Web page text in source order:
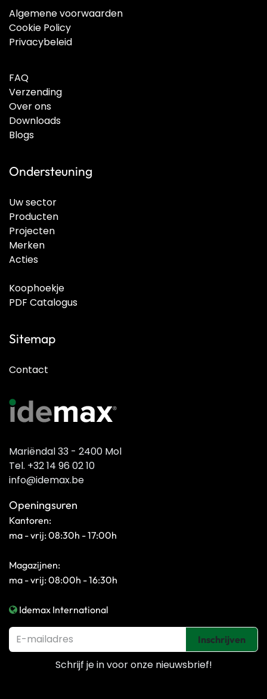
Algemene voorwaarden
Cookie Policy
Privacybeleid
FAQ
Verzending
Over ons
Downloads
Blogs
Ondersteuning
Uw sector
Producten
Projecten
Merken
Acties
Koophoekje
PDF Catalogus
Sitemap
Contact
Mariëndal 33 - 2400 Mol
Tel. +32 14 96 02 10
info@idemax.be
Openingsuren
Kantoren:
ma - vrij: 08:30h - 17:00h
Magazijnen:
ma - vrij: 08:00h - 16:30h
Idemax International
Inschrijven
Schrijf je in voor onze nieuwsbrief!